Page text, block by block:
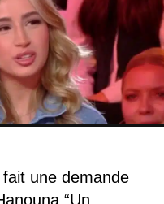
une demande
“Un